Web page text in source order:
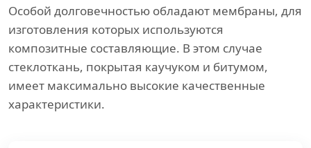
Особой долговечностью обладают мембраны, для
изготовления которых используются
композитные составляющие. В этом случае
стеклоткань, покрытая каучуком и битумом,
имеет максимально высокие качественные
характеристики.